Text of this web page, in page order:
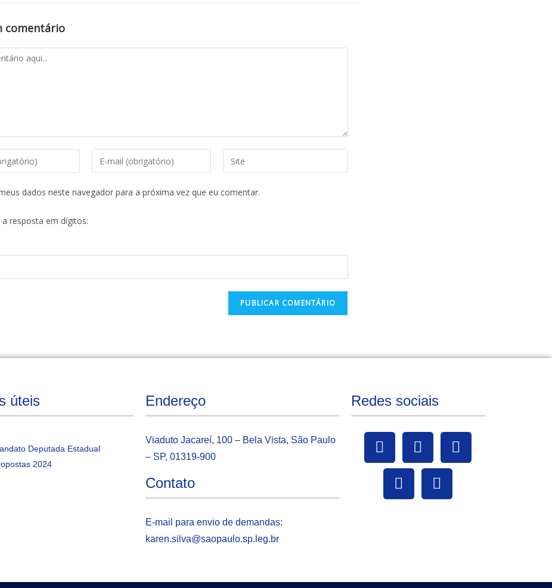
comentário
dados neste navegador para a próxima vez que eu comentar.
a resposta em dígitos:
úteis
Deputada Estadual
2024
Endereço
Viaduto Jacareí, 100 – Bela Vista, São Paulo
– SP, 01319-900
Contato
E-mail para envio de demandas:
karen.silva@saopaulo.sp.leg.br
Redes sociais